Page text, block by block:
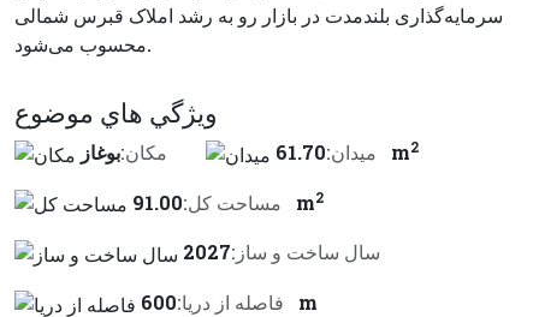
سرمایه‌گذاری بلندمدت در بازار رو به رشد املاک قبرس شمالی
محسوب می‌شود.
ويژگي هاي موضوع
مكان:بوغاز ميدان: 61.70 m2
مساحت کل: 91.00 m2
سال ساخت و ساز:2027
فاصله از دريا:
600 m